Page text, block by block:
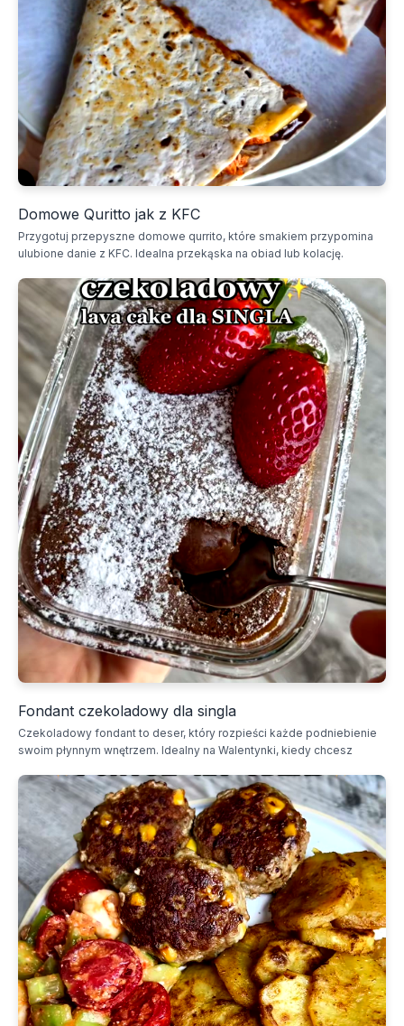
Domowe Quritto jak z KFC
Przygotuj przepyszne domowe qurrito, które smakiem przypomina
ulubione danie z KFC. Idealna przekąska na obiad lub kolację.
Fondant czekoladowy dla singla
Czekoladowy fondant to deser, który rozpieści każde podniebienie
swoim płynnym wnętrzem. Idealny na Walentynki, kiedy chcesz